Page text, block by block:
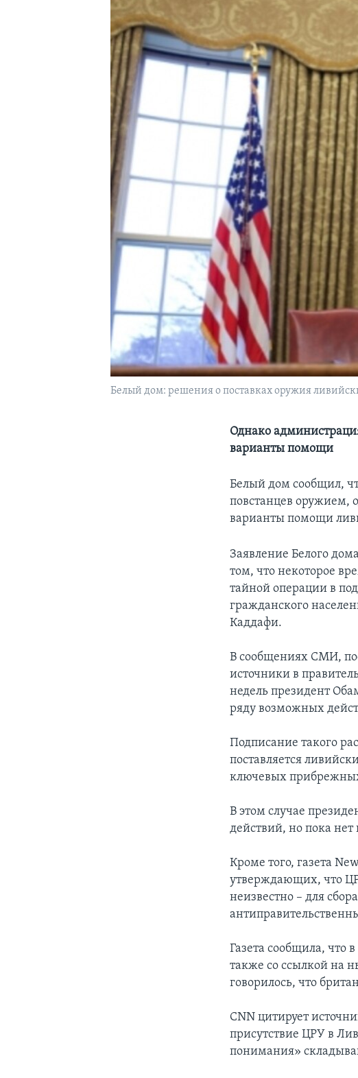
Белый дом: решения о поставках оружия
Однако
варианты помощи
Белый дом сообщил,
повстанцев оружием,
варианты помощи
Заявление Белого
том, что некоторое
тайной операции в
гражданского
Каддафи.
В сообщениях СМИ,
источники в
недель президент
ряду возможных
Подписание такого
поставляется
ключевых
В этом случае
действий, но пока нет
Кроме того, газета
утверждающих, что
неизвестно – для
Газета сообщила, что
также со ссылкой на
говорилось, что
CNN цитирует
присутствие ЦРУ в
понимания»